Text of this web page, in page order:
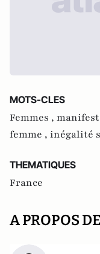
MOTS-CLES
Femmes ,
femme , inégalité
THEMATIQUES
France
A PROPOS